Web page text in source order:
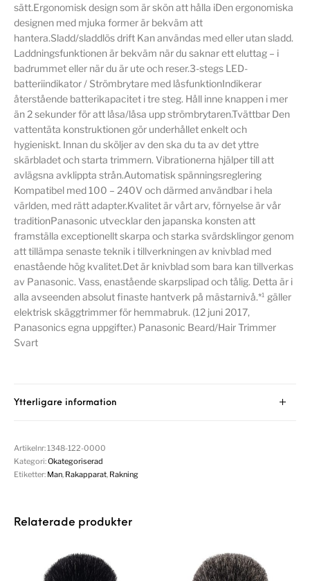
sätt.Ergonomisk design som är skön att hålla iDen ergonomiska
designen med mjuka former är bekväm att
hantera.Sladd/sladdlös drift Kan användas med eller utan sladd.
Laddningsfunktionen är bekväm när du saknar ett eluttag – i
badrummet eller när du är ute och reser.3-stegs LED-
batteriindikator / Strömbrytare med låsfunktionIndikerar
återstående batterikapacitet i tre steg. Håll inne knappen i mer
än 2 sekunder för att låsa/låsa upp strömbrytaren.Tvättbar Den
vattentäta konstruktionen gör underhållet enkelt och
hygieniskt. Innan du sköljer av den ska du ta av det yttre
skärbladet och starta trimmern. Vibrationerna hjälper till att
avlägsna avklippta strån.Automatisk spänningsreglering
Kompatibel med 100 – 240V och därmed användbar i hela
världen, med rätt adapter.Kvalitet är vårt arv, förnyelse är vår
traditionPanasonic utvecklar den japanska konsten att
framställa exceptionellt skarpa och starka svärdsklingor genom
att tillämpa senaste teknik i tillverkningen av knivblad med
enastående hög kvalitet.Det är knivblad som bara kan tillverkas
av Panasonic. Vass, enastående skarpslipad och tålig. Detta är i
alla avseenden absolut finaste hantverk på mästarnivå.*¹ gäller
elektrisk skäggtrimmer för hemmabruk. (12 juni 2017,
Panasonics egna uppgifter.) Panasonic Beard/Hair Trimmer
Svart
Ytterligare information
Artikelnr:1348-122-0000
Kategori:Okategoriserad
Etiketter: Man Rakapparat Rakning
Relaterade produkter